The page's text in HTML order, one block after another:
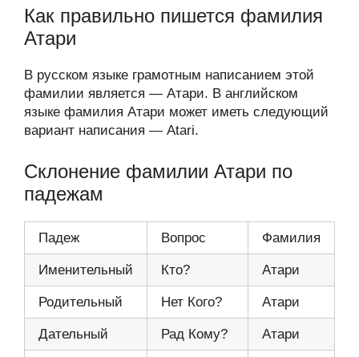
Как правильно пишется фамилия
Атари
В русском языке грамотным написанием этой
фамилии является — Атари. В английском
языке фамилия Атари может иметь следующий
вариант написания — Atari.
Склонение фамилии Атари по
падежам
Падеж Вопрос Фамилия
Именительный Кто? Атари
Родительный Нет Кого? Атари
Дательный Рад Кому? Атари